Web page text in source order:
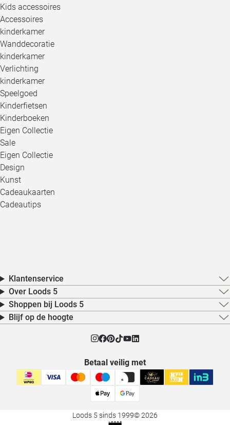
Kids accessoires
Accessoires
kinderkamer
Wanddecoratie
kinderkamer
Verlichting
kinderkamer
Speelgoed
Kinderfietsen
Kinderboeken
Eigen Collectie
Sale
Eigen Collectie
Design
Kunst
Cadeaukaarten
Cadeautips
Klantenservice
Over Loods 5
Shoppen bij Loods 5
Blijf op de hoogte
Betaal veilig met
Loods 5 sinds 1999© 2026